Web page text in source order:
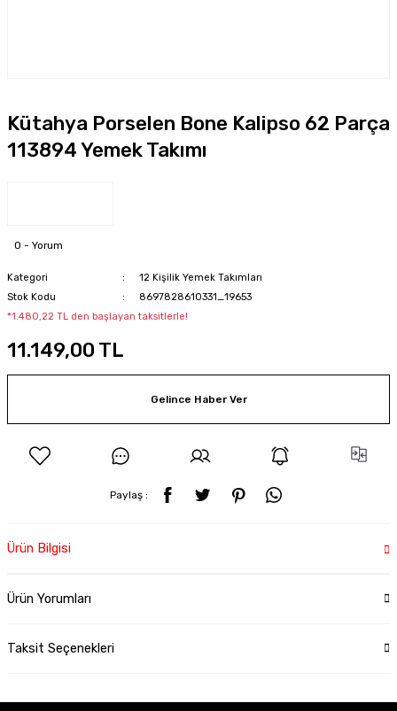
Kütahya Porselen Bone Kalipso 62 Parça
113894 Yemek Takımı
0 - Yorum
Kategori
12 Kişilik Yemek Takımları
Stok Kodu
8697828610331_19653
*1.480,22 TL den başlayan taksitlerle!
11.149,00 TL
Gelince Haber Ver
Paylaş :
Ürün Bilgisi
Ürün Yorumları
Taksit Seçenekleri